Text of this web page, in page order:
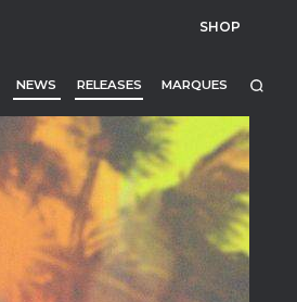
SHOP
NEWS RELEASES MARQUES